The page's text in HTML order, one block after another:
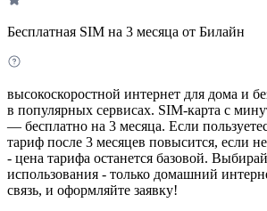
Бесплатная SIM на 3 месяца от Билайн
высокоскоростной интернет для дома и
в популярных сервисах. SIM-карта с
— бесплатно на 3 месяца. Если
тариф после 3 месяцев повысится, если
- цена тарифа останется базовой.
использования - только домашний
связь, и оформляйте заявку!